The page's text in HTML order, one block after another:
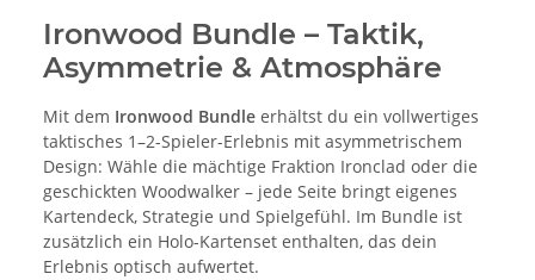
Ironwood Bundle – Taktik,
Asymmetrie & Atmosphäre
Mit dem Ironwood Bundle erhältst du ein vollwertiges
taktisches 1–2-Spieler-Erlebnis mit asymmetrischem
Design: Wähle die mächtige Fraktion Ironclad oder die
geschickten Woodwalker – jede Seite bringt eigenes
Kartendeck, Strategie und Spielgefühl. Im Bundle ist
zusätzlich ein Holo-Kartenset enthalten, das dein
Erlebnis optisch aufwertet.